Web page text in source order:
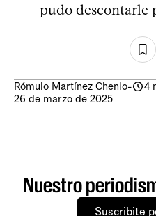
pudo descontarle
Rómulo Martínez Chenlo-
4
26 de marzo de 2025
Nuestro
Suscribite